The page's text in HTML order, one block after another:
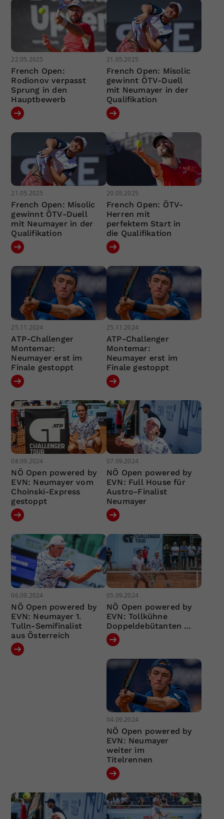
22.05.2025
French Open:
Rodionov verpasst
Sprung in den
Hauptbewerb
21.05.2025
French Open: Misolic
gewinnt ÖTV-Duell
mit Neumayer in der
Qualifikation
21.05.2025
French Open: Misolic
gewinnt ÖTV-Duell
mit Neumayer in der
Qualifikation
20.05.2025
French Open: ÖTV-
Herren mit
perfektem Start in
die Qualifikation
25.11.2024
ATP-Challenger
Montemar:
Neumayer erst im
Finale gestoppt
25.11.2024
ATP-Challenger
Montemar:
Neumayer erst im
Finale gestoppt
08.09.2024
NÖ Open powered by
EVN: Neumayer vom
Choinski-Express
gestoppt
07.09.2024
NÖ Open powered by
EVN: Full House für
Austro-Finalist
Neumayer
06.09.2024
NÖ Open powered by
EVN: Neumayer 1.
Tulln-Semifinalist
aus Österreich
05.09.2024
NÖ Open powered by
EVN: Tollkühne
Doppeldebütanten …
04.09.2024
NÖ Open powered by
EVN: Neumayer
weiter im
Titelrennen